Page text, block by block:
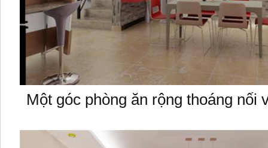
Một góc phòng ăn rộng thoáng nối